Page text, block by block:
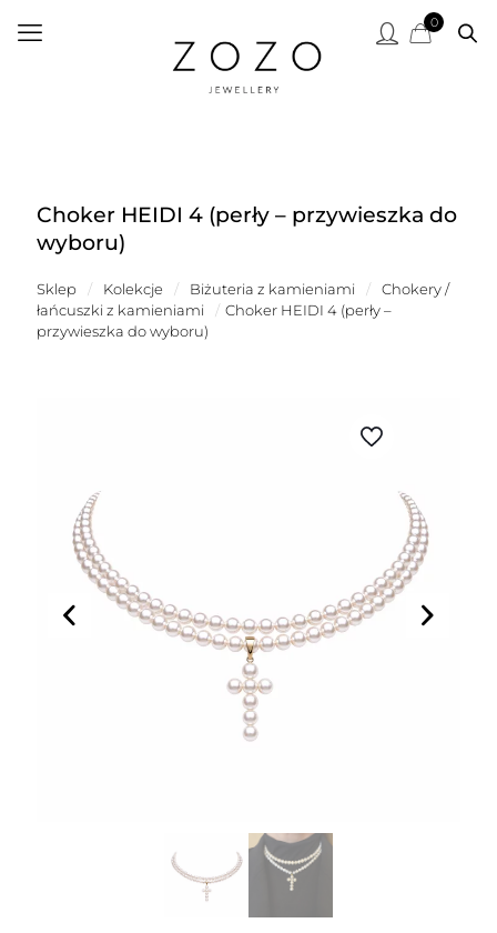
0
Choker HEIDI 4 (perły – przywieszka do
wyboru)
Sklep / Kolekcje / Biżuteria z kamieniami /
Chokery /
łańcuszki z kamieniami
/ Choker HEIDI 4 (perły –
przywieszka do wyboru)